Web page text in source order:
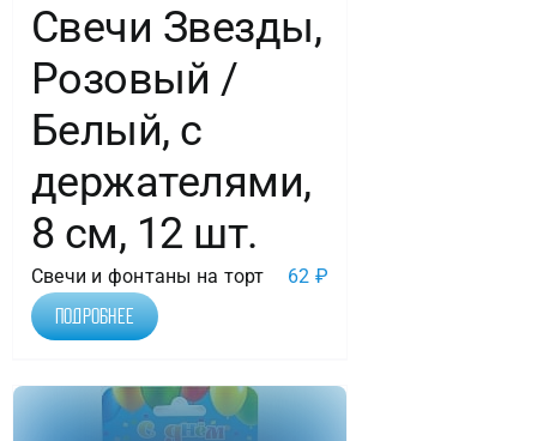
Свечи Звезды,
Розовый /
Белый, с
держателями,
8 см, 12 шт.
Свечи и фонтаны на торт 62 ₽
Подробнее